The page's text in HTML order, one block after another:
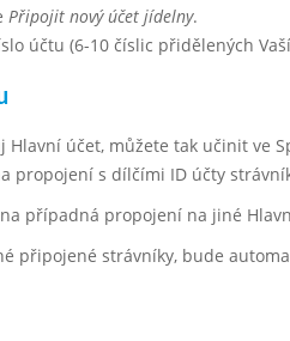
Připojit nový účet jídelny.
účtu (6-10 číslic přidělených
Hlavní účet, můžete tak učinit ve
propojení s dílčími ID účty
případná propojení na jiné
připojené strávníky, bude